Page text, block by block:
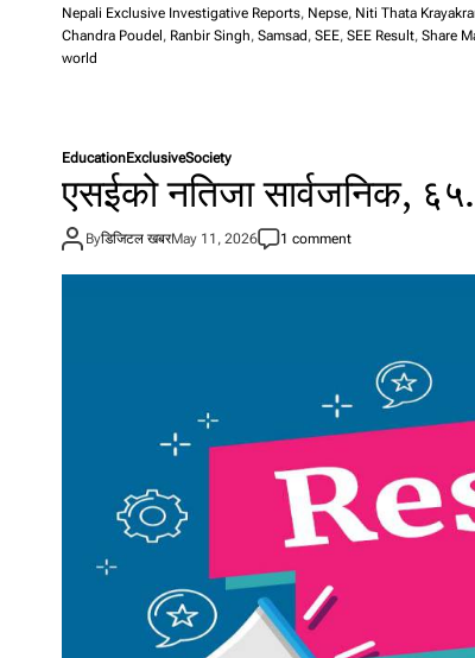
Nepali Exclusive Investigative Reports, Nepse, Niti Thata
Chandra Poudel , Ranbir Singh, Samsad , SEE, SEE Result, Share
world
EducationExclusiveSociety
एसईको नतिजा सार्वजनिक,
Byडिजिटल खबरMay 11, 2026 1 comment